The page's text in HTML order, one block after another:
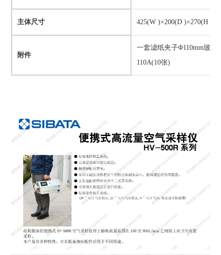
主体尺寸 425(W )×200(D )×270(H )
附件
一套滤纸夹子Φ110mm玻璃
110A(10张)